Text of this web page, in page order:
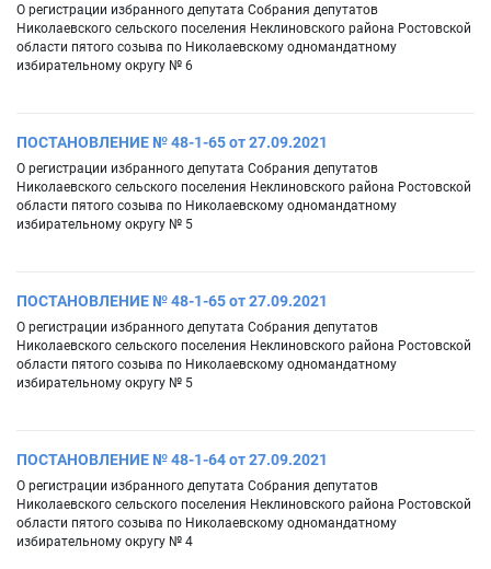
О регистрации избранного депутата Собрания депутатов
Николаевского сельского поселения Неклиновского района Ростовской
области пятого созыва по Николаевскому одномандатному
избирательному округу № 6
ПОСТАНОВЛЕНИЕ № 48-1-65 от 27.09.2021
О регистрации избранного депутата Собрания депутатов
Николаевского сельского поселения Неклиновского района Ростовской
области пятого созыва по Николаевскому одномандатному
избирательному округу № 5
ПОСТАНОВЛЕНИЕ № 48-1-65 от 27.09.2021
О регистрации избранного депутата Собрания депутатов
Николаевского сельского поселения Неклиновского района Ростовской
области пятого созыва по Николаевскому одномандатному
избирательному округу № 5
ПОСТАНОВЛЕНИЕ № 48-1-64 от 27.09.2021
О регистрации избранного депутата Собрания депутатов
Николаевского сельского поселения Неклиновского района Ростовской
области пятого созыва по Николаевскому одномандатному
избирательному округу № 4